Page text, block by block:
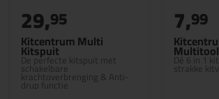
Kitcentrum Multi
Kitspuit
De perfecte kitspuit met
schakelbare
krachtoverbrenging & Anti-
drup functie
29,95
Dé 6 in 1
strakke
7,99